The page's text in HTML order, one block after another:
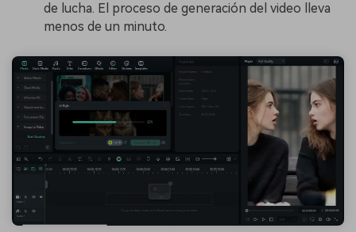
de lucha. El proceso de generación del video lleva
menos de un minuto.